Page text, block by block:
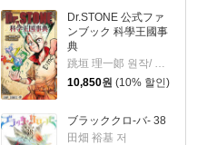
Dr.STONE 公式ファ
ンブック 科學王國事
典
跳垣 理一郞 원작/ Boichi 저
10,850원 (10% 할인)
ブラッククロ-バ- 38
田畑 裕基 저